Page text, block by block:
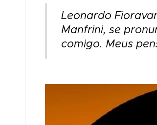
Leonardo
Manfrini, se
comigo. Meus